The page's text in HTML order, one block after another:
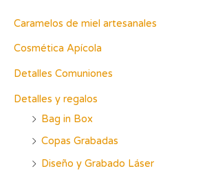
r
p
:
Caramelos de miel artesanales
Cosmética Apícola
Detalles Comuniones
Detalles y regalos
Bag in Box
Copas Grabadas
Diseño y Grabado Láser